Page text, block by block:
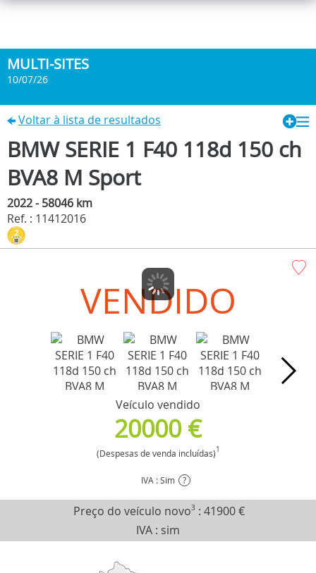
MULTI-SITES
10/07/26
Voltar à lista de resultados
BMW SERIE 1 F40 118d 150 ch
BVA8 M Sport
2022 - 58046 km
Ref. : 11412016
VENDIDO
Veículo vendido
20000 €
(Despesas de venda incluídas)1
IVA : Sim ?
Preço do veículo novo3 : 41900 €
IVA : sim